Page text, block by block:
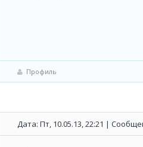
Профиль
Дата: Пт, 10.05.13, 22:21 |